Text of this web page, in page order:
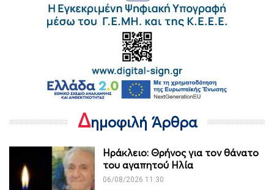
Δημοφιλή Άρθρα
Ηράκλειο: Θρήνος για τον θάνατο
του αγαπητού Ηλία
06/08/2026 11:30